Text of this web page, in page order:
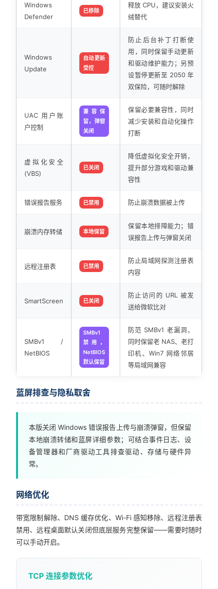
Windows
Defender
已移除
释放 CPU，建议安装火
绒替代
Windows
Update
自动更新
受控
防止后台补丁打断使
用，同时保留手动更新
和驱动维护能力；另预
设暂停更新至 2050 年
双保险，可随时解除
UAC 用户账
户控制
兼容保
留，弹窗
关闭
保留必要兼容性，同时
减少安装和自动化操作
打断
虚拟化安全
(VBS)
已关闭
降低虚拟化安全开销，
提升部分游戏和驱动兼
容性
错误报告服务 已禁用 防止崩溃数据被上传
崩溃内存转储 本地保留
保留本地排障能力；错
误报告上传与弹窗关闭
远程注册表 已禁用
防止局域网探测注册表
内容
SmartScreen 已关闭
防止访问的 URL 被发
送给微软比对
SMBv1 /
NetBIOS
SMBv1
禁用，
NetBIOS
默认保留
防范 SMBv1 老漏洞，
同时保留老 NAS、老打
印机、Win7 网络邻居
等局域网兼容
蓝屏排查与隐私取舍
本版关闭 Windows 错误报告上传与崩溃弹窗，但保留
本地崩溃转储和蓝屏详细参数；可结合事件日志、设
备管理器和厂商驱动工具排查驱动、存储与硬件异
常。
网络优化
带宽限制解除、DNS 缓存优化、Wi-Fi 感知移除、远程注册表
禁用、远程桌面默认关闭但底层服务完整保留——需要时随时
可以手动开启。
TCP 连接参数优化